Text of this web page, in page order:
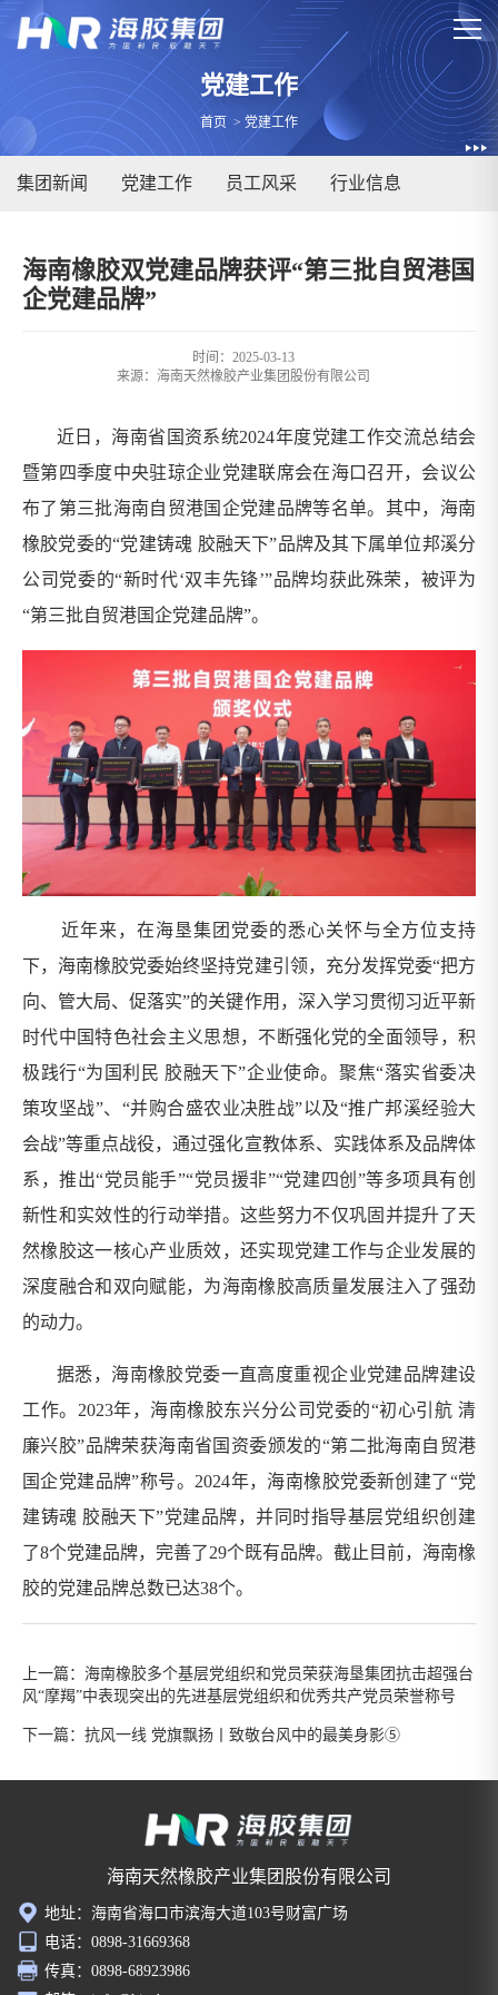
党建工作
首页 > 党建工作
集团新闻 党建工作 员工风采 行业信息
海南橡胶双党建品牌获评“第三批自贸港国
企党建品牌”
时间：2025-03-13
来源： 海南天然橡胶产业集团股份有限公司
近日，海南省国资系统2024年度党建工作交流总结会
暨第四季度中央驻琼企业党建联席会在海口召开，会议公
布了第三批海南自贸港国企党建品牌等名单。其中，海南
橡胶党委的“党建铸魂 胶融天下”品牌及其下属单位邦溪分
公司党委的“新时代‘双丰先锋’”品牌均获此殊荣，被评为
“第三批自贸港国企党建品牌”。
近年来，在海垦集团党委的悉心关怀与全方位支持
下，海南橡胶党委始终坚持党建引领，充分发挥党委“把方
向、管大局、促落实”的关键作用，深入学习贯彻习近平新
时代中国特色社会主义思想，不断强化党的全面领导，积
极践行“为国利民 胶融天下”企业使命。聚焦“落实省委决
策攻坚战”、“并购合盛农业决胜战”以及“推广邦溪经验大
会战”等重点战役，通过强化宣教体系、实践体系及品牌体
系，推出“党员能手”“党员援非”“党建四创”等多项具有创
新性和实效性的行动举措。这些努力不仅巩固并提升了天
然橡胶这一核心产业质效，还实现党建工作与企业发展的
深度融合和双向赋能，为海南橡胶高质量发展注入了强劲
的动力。
据悉，海南橡胶党委一直高度重视企业党建品牌建设
工作。2023年，海南橡胶东兴分公司党委的“初心引航 清
廉兴胶”品牌荣获海南省国资委颁发的“第二批海南自贸港
国企党建品牌”称号。2024年，海南橡胶党委新创建了“党
建铸魂 胶融天下”党建品牌，并同时指导基层党组织创建
了8个党建品牌，完善了29个既有品牌。截止目前，海南橡
胶的党建品牌总数已达38个。
上一篇： 海南橡胶多个基层党组织和党员荣获海垦集团抗击超强台
风“摩羯”中表现突出的先进基层党组织和优秀共产党员荣誉称号
下一篇： 抗风一线 党旗飘扬丨致敬台风中的最美身影⑤
海南天然橡胶产业集团股份有限公司
地址：海南省海口市滨海大道103号财富广场
电话：0898-31669368
传真：0898-68923986